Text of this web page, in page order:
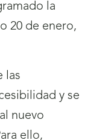
la
20 de enero,
las
y se
nuevo
ello,